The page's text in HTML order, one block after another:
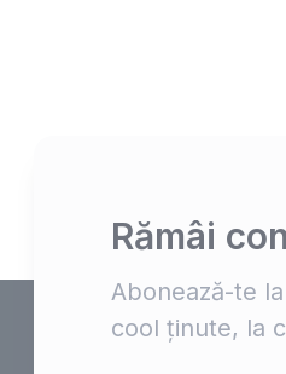
Rămâi
Abonează-te
cool ținute, la